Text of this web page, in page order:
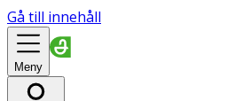
Gå till innehåll
Meny